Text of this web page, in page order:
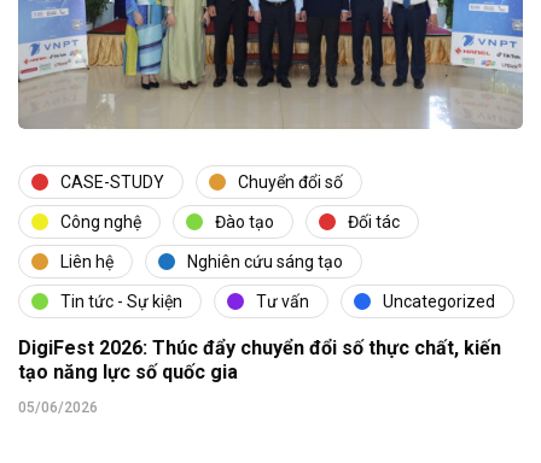
CASE-STUDY Chuyển đổi số
Công nghệ Đào tạo Đối tác
Liên hệ Nghiên cứu sáng tạo
Tin tức - Sự kiện Tư vấn Uncategorized
DigiFest 2026: Thúc đẩy chuyển đổi số thực chất, kiến
tạo năng lực số quốc gia
05/06/2026